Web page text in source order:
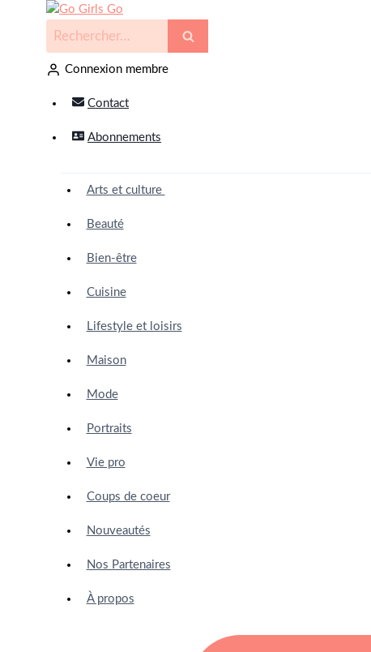
Connexion membre
Contact
Abonnements
Arts et culture
Beauté
Bien-être
Cuisine
Lifestyle et loisirs
Maison
Mode
Portraits
Vie pro
Coups de coeur
Nouveautés
Nos Partenaires
À propos